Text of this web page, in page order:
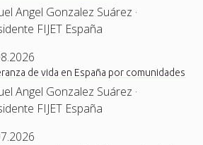
Angel Gonzalez Suárez ·
FIJET España
de vida en España por comunidades
Angel Gonzalez Suárez ·
FIJET España